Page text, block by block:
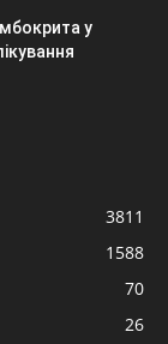
у
3811
1588
70
26